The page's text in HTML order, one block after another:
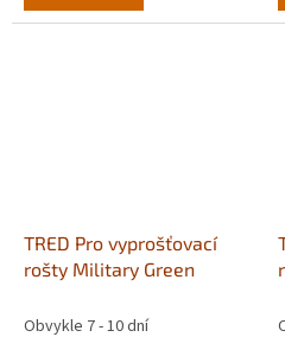
TRED Pro vyprošťovací
rošty Military Green
Obvykle 7 - 10 dní